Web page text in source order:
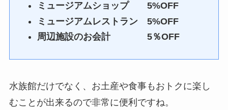
ミュージアムショップ 5%OFF
ミュージアムレストラン 5%OFF
周辺施設のお会計 5％OFF
水族館だけでなく、お土産や食事もおトクに楽し
むことが出来るので非常に便利ですね。